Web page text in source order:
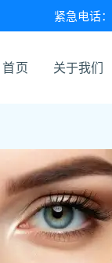
紧急电话
首页 关于我们